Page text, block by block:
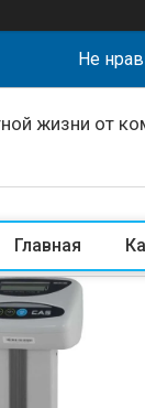
Не
жизни от
Главная